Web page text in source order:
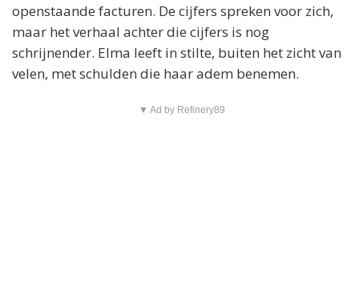
openstaande facturen. De cijfers spreken voor zich,
maar het verhaal achter die cijfers is nog
schrijnender. Elma leeft in stilte, buiten het zicht van
velen, met schulden die haar adem benemen.
▼ Ad by Refinery89